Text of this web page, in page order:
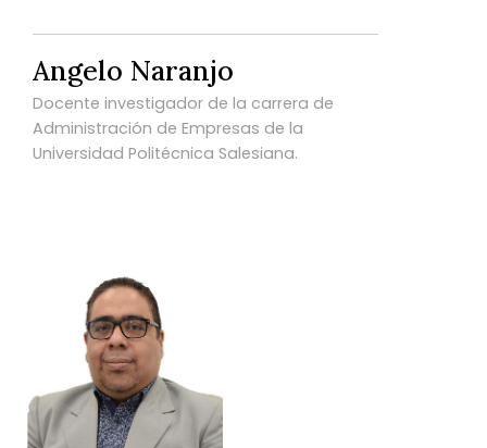
Angelo Naranjo
Docente investigador de la carrera de
Administración de Empresas de la
Universidad Politécnica Salesiana.